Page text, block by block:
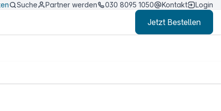
Suche Partner werden 030 8095 1050 Kontakt Login
Jetzt Bestellen